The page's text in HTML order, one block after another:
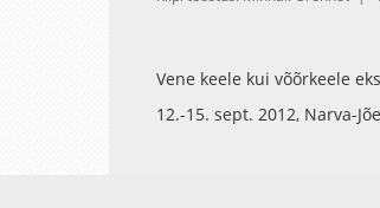
Vene keele kui võõrkeele
12.-15. sept. 2012, Narva-